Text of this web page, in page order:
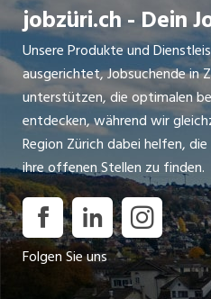
jobzüri.ch - Dein
Unsere Produkte und
ausgerichtet, Jobsuchende in
unterstützen, die optimalen
entdecken, während wir
Region Zürich dabei helfen,
ihre offenen Stellen zu finden.
Folgen Sie uns